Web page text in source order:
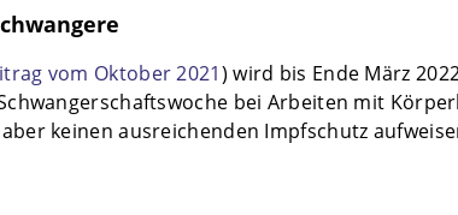
vom Oktober 2021) wird bis Ende März
bei Arbeiten mit
keinen ausreichenden Impfschutz